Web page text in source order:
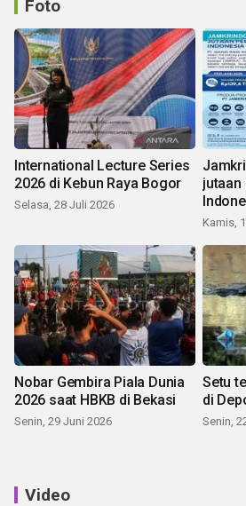
Foto
International Lecture Series
2026 di Kebun Raya Bogor
Selasa, 28 Juli 2026
jutaan
Kamis,
Nobar Gembira Piala Dunia
2026 saat HBKB di Bekasi
Senin, 29 Juni 2026
Setu
di
Senin,
Video